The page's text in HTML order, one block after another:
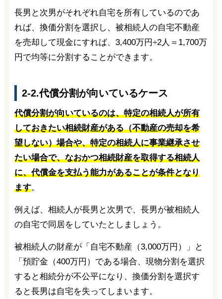
長男と次男がそれぞれ自宅を所有しているのであ
れば、換価分割を選択し、被相続人の自宅不動産
を売却して現金にすれば、3,400万円÷2人＝1,700万
円で均等に分割することができます。
2-2.代償分割が向いているケース
代償分割が向いているのは、特定の相続人が所有
しておきたい相続財産がある（不動産の売却を希
望しない）場合や、特定の相続人に事業継承させ
たい場合で、なおかつ相続財産を取得する相続人
に、代償金を支払う能力があることが条件となり
ます。
例えば、相続人が長男と次男で、長男が被相続人
の自宅で同居をしていたとしましょう。
被相続人の財産が「自宅不動産（3,000万円）」と
「預貯金（400万円）である場合、現物分割を選択
すると相続分が不公平になり、換価分割を選択す
ると長男は自宅を失ってしまいます。